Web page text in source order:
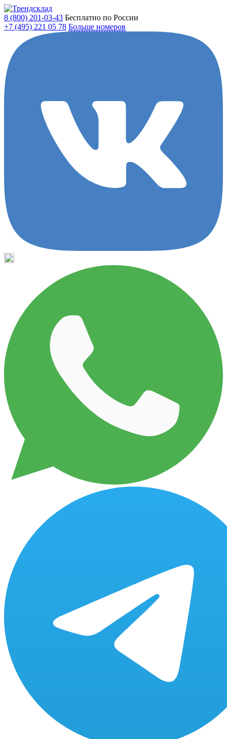
8 (800) 201-03-43 Бесплатно по России
+7 (495) 221 05 78 Больше номеров